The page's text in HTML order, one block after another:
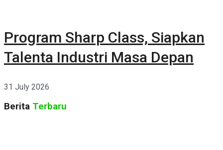
Program Sharp Class, Siapkan
Talenta Industri Masa Depan
31 July 2026
Berita Terbaru